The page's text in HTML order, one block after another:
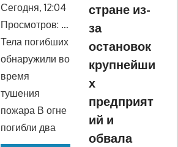
Сегодня, 12:04
Просмотров: …
Тела погибших
обнаружили во
время
тушения
пожара В огне
погибли два
стране из-
за
остановок
крупнейши
х
предприят
ий и
обвала